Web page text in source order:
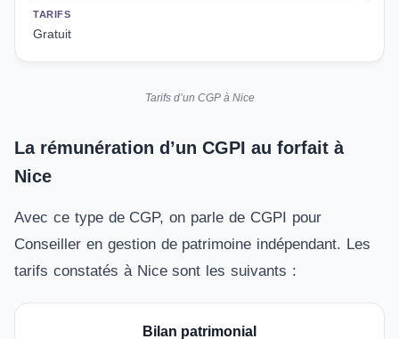
TARIFS
Gratuit
Tarifs d’un CGP à Nice
La rémunération d’un CGPI au forfait à
Nice
Avec ce type de CGP, on parle de CGPI pour
Conseiller en gestion de patrimoine indépendant. Les
tarifs constatés à Nice sont les suivants :
Bilan patrimonial